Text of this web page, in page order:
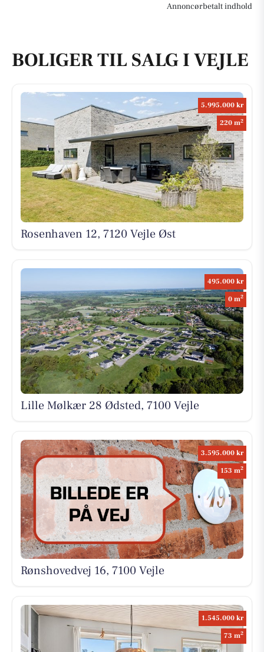
Annoncørbetalt indhold
BOLIGER TIL SALG I VEJLE
5.995.000 kr
220 m2
Rosenhaven 12, 7120 Vejle Øst
495.000 kr
0 m2
Lille Mølkær 28 Ødsted, 7100 Vejle
3.595.000 kr
153 m2
Rønshovedvej 16, 7100 Vejle
1.545.000 kr
73 m2